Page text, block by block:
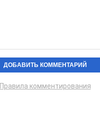
Правила комментирования